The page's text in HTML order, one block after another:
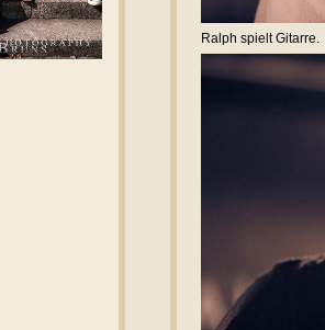
Ralph spielt Gitarre.